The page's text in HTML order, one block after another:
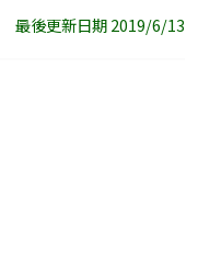
最後更新日期 2019/6/13